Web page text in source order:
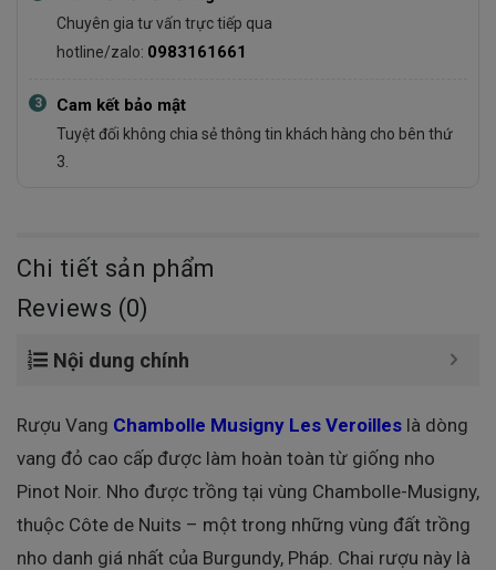
Chuyên gia tư vấn trực tiếp qua
hotline/zalo: 0983161661
3 Cam kết bảo mật
Tuyệt đối không chia sẻ thông tin khách hàng cho bên thứ
3.
Chi tiết sản phẩm
Reviews (0)
Nội dung chính
Rượu Vang Chambolle Musigny Les Veroilles là dòng
vang đỏ cao cấp được làm hoàn toàn từ giống nho
Pinot Noir. Nho được trồng tại vùng Chambolle-Musigny,
thuộc Côte de Nuits – một trong những vùng đất trồng
nho danh giá nhất của Burgundy, Pháp. Chai rượu này là